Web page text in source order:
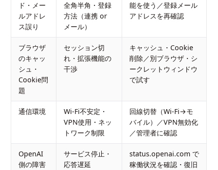
ド・メー
ルアドレ
ス誤り
全角半角・登録
方法（連携 or
メール）
能を使う／登録メール
アドレスを再確認
ブラウザ
のキャッ
シュ・
Cookie問
題
セッション切
れ・拡張機能の
干渉
キャッシュ・Cookie
削除／別ブラウザ・シ
ークレットウィンドウ
で試す
通信環境
Wi-Fi不安定・
VPN使用・ネッ
トワーク制限
回線切替（Wi-Fi→モ
バイル）／VPN無効化
／管理者に確認
OpenAI
側の障害
サービス停止・
応答遅延
status.openai.com で
稼働状況を確認・復旧